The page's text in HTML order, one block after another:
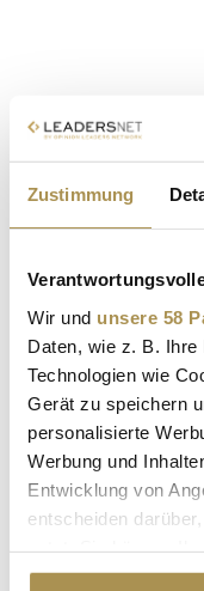
Zustimmung
Wir und unsere 58
Daten, wie z. B.
Technologien wie
Gerät zu speichern
personalisierte
Werbung und
Entwicklung von
entscheiden
Cookie-Erklärung